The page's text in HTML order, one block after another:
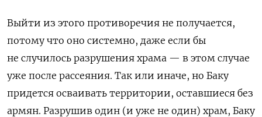
Выйти из этого противоречия не получается,
потому что оно системно, даже если бы
не случилось разрушения храма — в этом случае
уже после рассеяния. Так или иначе, но Баку
придется осваивать территории, оставшиеся без
армян. Разрушив один (и уже не один) храм, Баку